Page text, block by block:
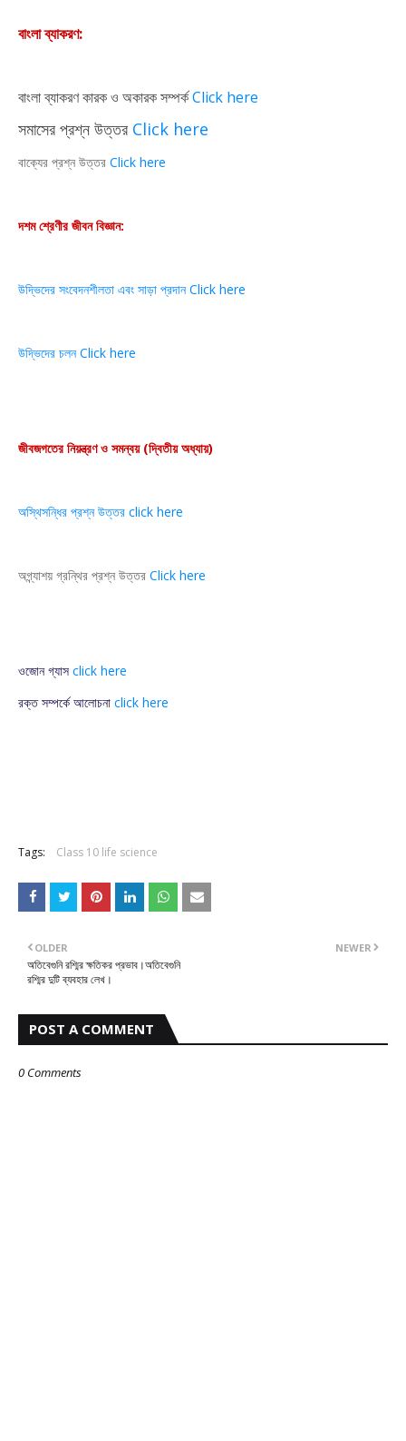
বাংলা ব্যাকরণ:
বাংলা ব্যাকরণ কারক ও অকারক সম্পর্কClick here
সমাসের প্রশ্ন উত্তর Click here
বাক্যের প্রশ্ন উত্তর Click here
দশম শ্রেণীর জীবন বিজ্ঞান:
উদ্ভিদের সংবেদনশীলতা এবং সাড়া প্রদান Click here
উদ্ভিদের চলন Click here
জীবজগতের নিয়ন্ত্রণ ও সমন্বয় (দ্বিতীয় অধ্যায়)
অস্থিসন্ধির প্রশ্ন উত্তর click here
অগ্ন্যাশয় গ্রন্থির প্রশ্ন উত্তর Click here
ওজোন গ্যাস click here
রক্ত সম্পর্কে আলোচনা click here
Tags: Class 10 life science
NEWER
OLDER
অতিবেগুনি রশ্মির ক্ষতিকর প্রভাব।অতিবেগুনি
রশ্মির দুটি ব্যবহার লেখ।
POST A COMMENT
0 Comments